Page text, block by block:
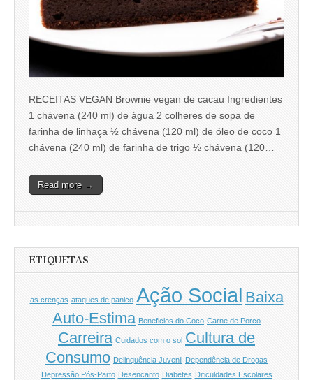
RECEITAS VEGAN Brownie vegan de cacau Ingredientes
1 chávena (240 ml) de água 2 colheres de sopa de
farinha de linhaça ½ chávena (120 ml) de óleo de coco 1
chávena (240 ml) de farinha de trigo ½ chávena (120…
Read more →
ETIQUETAS
as crenças ataques de panico Ação Social Baixa
Auto-Estima Beneficios do Coco Carne de Porco
Carreira Cuidados com o sol Cultura de
Consumo Delinquência Juvenil
Dependência de Drogas
Depressão Pós-Parto Desencanto Diabetes Dificuldades Escolares